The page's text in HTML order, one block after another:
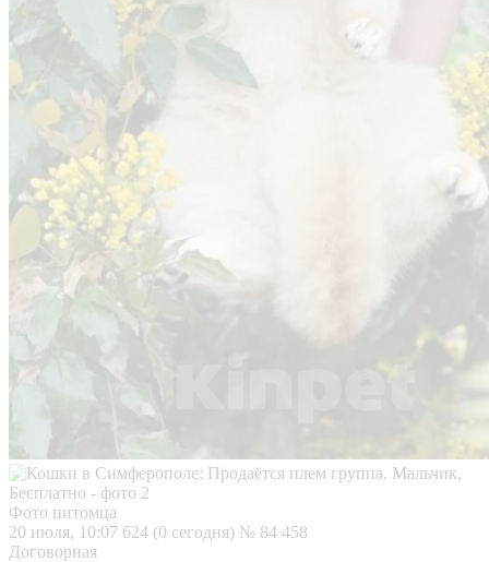
Фото питомца
20 июля, 10:07 624 (0 сегодня) № 84 458
Договорная